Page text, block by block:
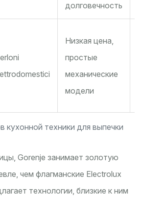
кухонной техники для выпечки
долговечность
Низкая цена,
простые
механические
модели
Gorenje занимает золотую
чем флагманские Electrolux
технологии, близкие к ним